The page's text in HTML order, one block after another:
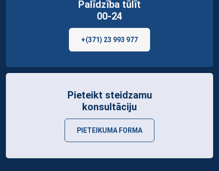
Palīdzība tūlīt
00-24
+(371) 23 993 977
Pieteikt steidzamu
konsultāciju
PIETEIKUMA FORMA